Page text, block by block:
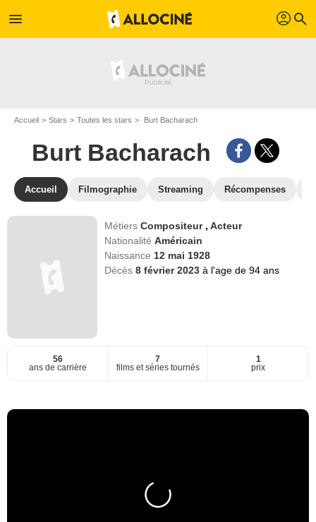
menu profil search
Accueil Stars Toutes les stars Burt Bacharach
Burt Bacharach
Accueil Filmographie Streaming Récompenses
MétiersCompositeur ,Acteur
NationalitéAméricain
Naissance 12 mai 1928
Décès8 février 2023à l'age de 94 ans
56
ans de carrière
7
films et séries tournés
1
prix